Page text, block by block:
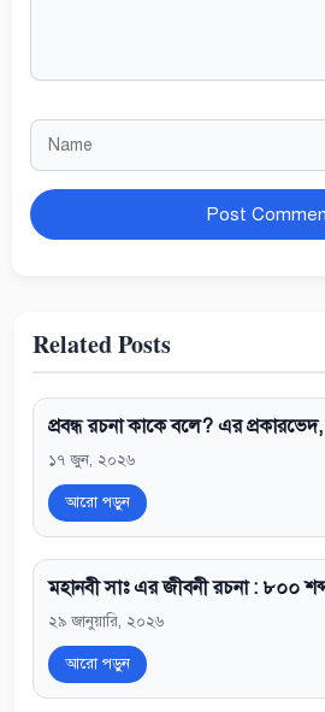
Name
Website
Related Posts
প্রবন্ধ রচনা কাকে বলে? এর
১৭ জুন, ২০২৬
আরো পড়ুন
মহানবী সাঃ এর জীবনী রচনা : ৮০০
২৯ জানুয়ারি, ২০২৬
আরো পড়ুন